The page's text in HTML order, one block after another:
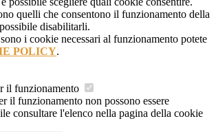
quelli che consentono il funzionamento della
disabilitarli.
i cookie necessari al funzionamento potete
POLICY.
il funzionamento
il funzionamento non possono essere
consultare l'elenco nella pagina della cookie